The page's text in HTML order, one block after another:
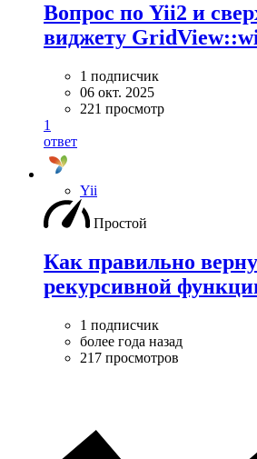
Вопрос по Yii2 и
виджету
1 подписчик
06 окт. 2025
221 просмотр
1
ответ
Yii
Простой
Как правильно
рекурсивной
1 подписчик
более года назад
217 просмотров